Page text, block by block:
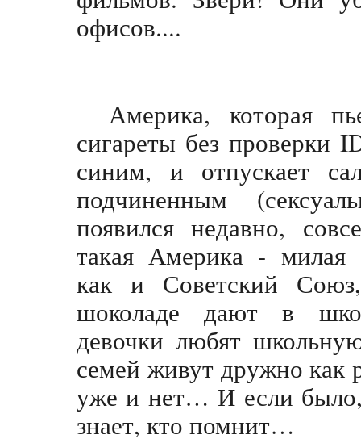
офисов....
Америка, которая
сигареты без проверки
синим, и отпускает
подчиненным
появился недавно,
такая Америка - милая
как и Советский
шоколаде дают в
девочки любят
семей живут дружно как
уже и нет… И если
знает, кто помнит…